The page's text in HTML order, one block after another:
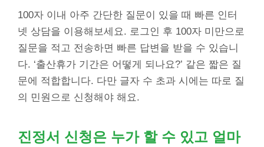
100자 이내 아주 간단한 질문이 있을 때 빠른 인터
넷 상담을 이용해보세요. 로그인 후 100자 미만으로
질문을 적고 전송하면 빠른 답변을 받을 수 있습니
다. ‘출산휴가 기간은 어떻게 되나요?’ 같은 짧은 질
문에 적합합니다. 다만 글자 수 초과 시에는 따로 질
의 민원으로 신청해야 해요.
진정서 신청은 누가 할 수 있고 얼마